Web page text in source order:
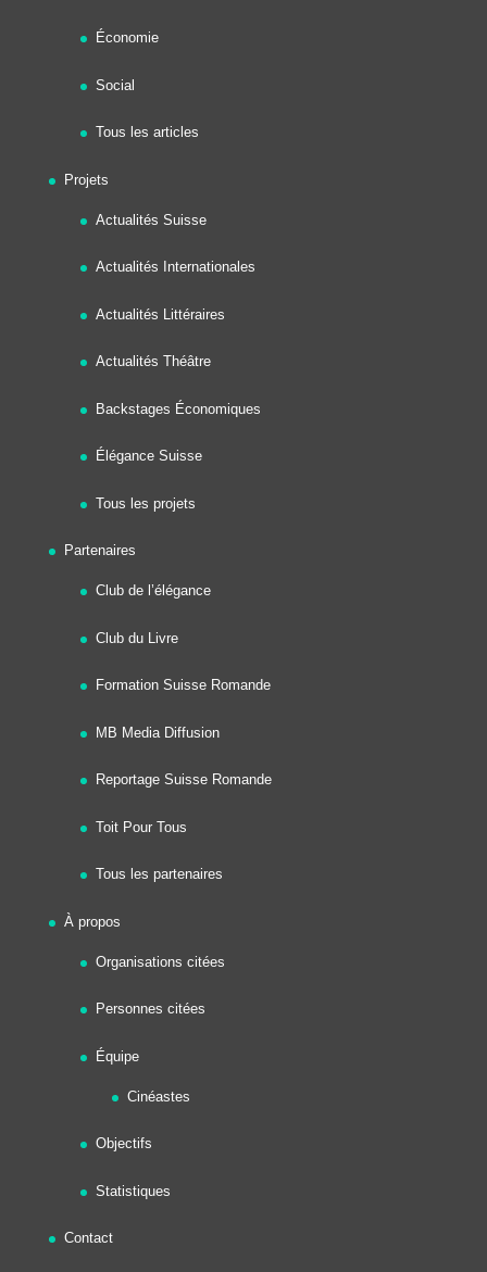
Économie
Social
Tous les articles
Projets
Actualités Suisse
Actualités Internationales
Actualités Littéraires
Actualités Théâtre
Backstages Économiques
Élégance Suisse
Tous les projets
Partenaires
Club de l’élégance
Club du Livre
Formation Suisse Romande
MB Media Diffusion
Reportage Suisse Romande
Toit Pour Tous
Tous les partenaires
À propos
Organisations citées
Personnes citées
Équipe
Cinéastes
Objectifs
Statistiques
Contact